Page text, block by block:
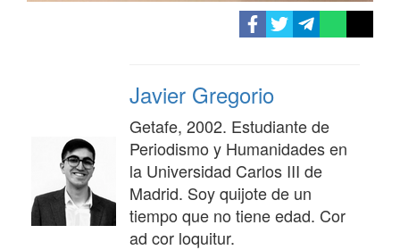
Javier Gregorio
Getafe, 2002. Estudiante de
Periodismo y Humanidades en
la Universidad Carlos III de
Madrid. Soy quijote de un
tiempo que no tiene edad. Cor
ad cor loquitur.